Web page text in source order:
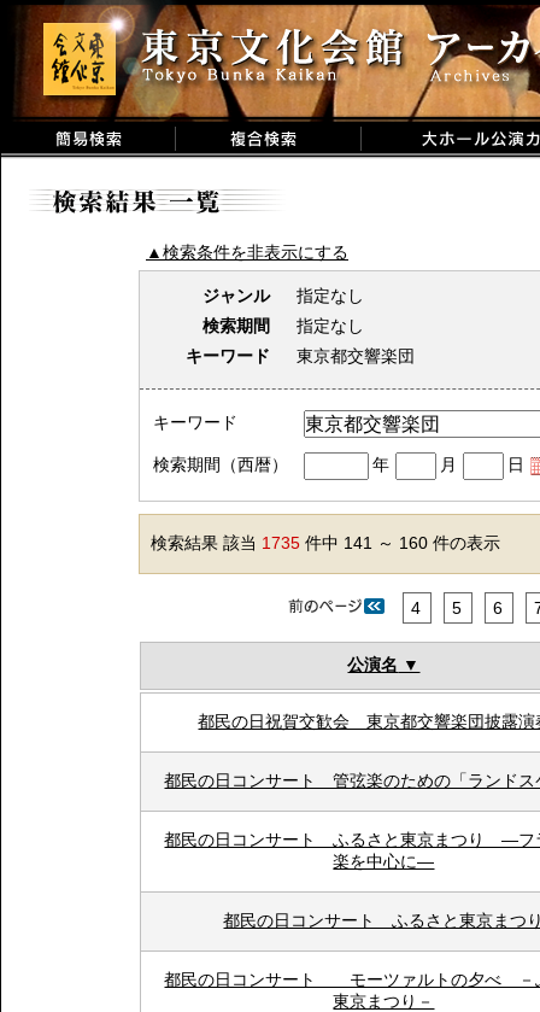
▲検索条件を非表示にする
ジャンル
指定なし
検索期間
指定なし
キーワード
東京都交響楽団
キーワード
検索期間（西暦） 年 月 日
検索結果 該当 1735 件中 141 ～ 160 件の表示
4 5 6
公演名
都民の日祝賀交歓会 東京都交響楽団披露演
都民の日コンサート 管弦楽のための「ランドス
都民の日コンサート ふるさと東京まつり ―フ
楽を中心に―
都民の日コンサート ふるさと東京まつ
都民の日コンサート モーツァルトの夕べ －
東京まつり－